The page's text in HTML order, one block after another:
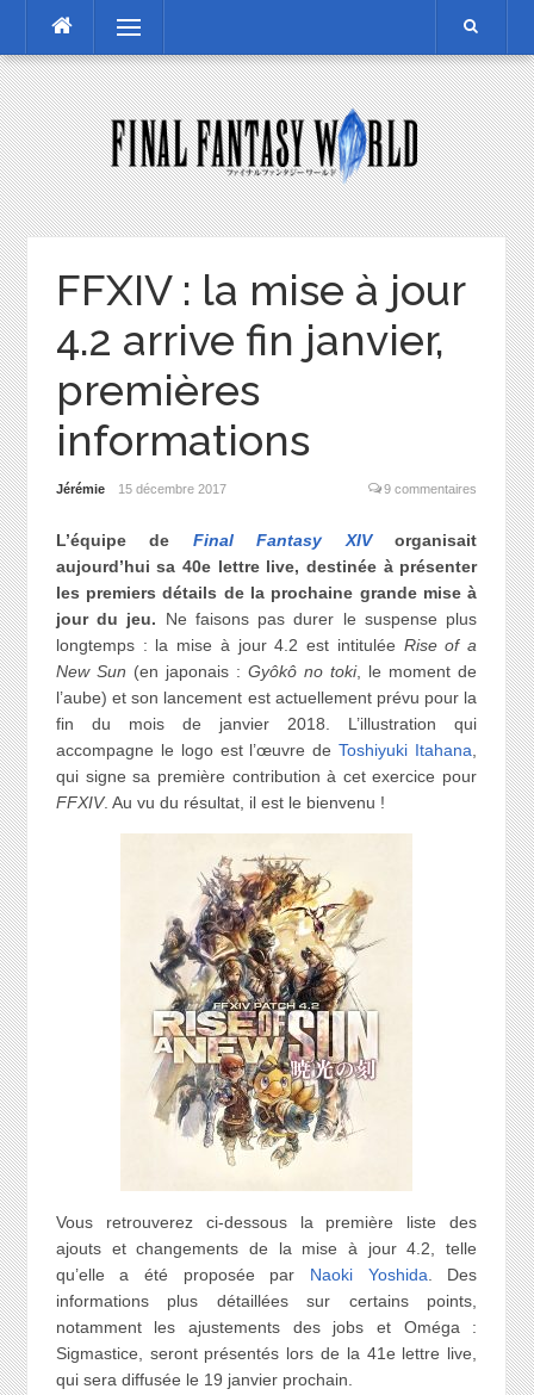
content
Menu
FFXIV : la mise à jour
4.2 arrive fin janvier,
premières
informations
Jérémie 15 décembre 2017 9 commentaires
L’équipe de Final Fantasy XIVorganisait
aujourd’hui sa 40e lettre live, destinée à présenter
les premiers détails de la prochaine grande mise à
jour du jeu. Ne faisons pas durer le suspense plus
longtemps : la mise à jour 4.2 est intitulée Rise of a
New Sun (en japonais :Gyôkô no toki, le moment de
l’aube) et son lancement est actuellement prévu pour la
fin du mois de janvier 2018. L’illustration qui
accompagne le logo est l’œuvre deToshiyuki Itahana
qui signe sa première contribution à cet exercice pour
FFXIV. Au vu du résultat, il est le bienvenu !
Vous retrouverez ci-dessous la première liste des
ajouts et changements de la mise à jour 4.2, telle
qu’elle a été proposée par Naoki Yoshida . Des
informations plus détaillées sur certains points,
notamment les ajustements des jobs et Oméga :
Sigmastice, seront présentés lors de la 41e lettre live,
qui sera diffusée le 19 janvier prochain.